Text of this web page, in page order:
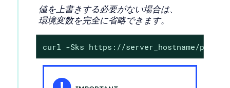
値を上書きする必要がない場合は、
環境変数を完全に省略できます。
curl -Sks https://server_hostname/pub/